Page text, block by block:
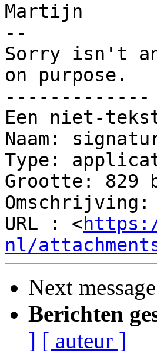
Martijn
--
Sorry isn't an
on purpose.
-------------
Een niet-
Naam:
Type:
Grootte: 829
URL : <
nl/
Next
Berichten
] [ auteur ]